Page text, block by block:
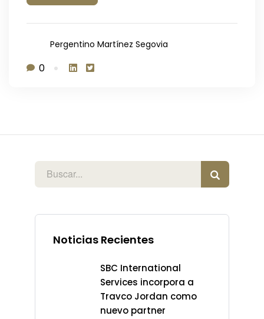
Noticias Recientes
SBC International
Services incorpora a
Travco Jordan como
nuevo partner
Pergentino Martínez Segovia
0